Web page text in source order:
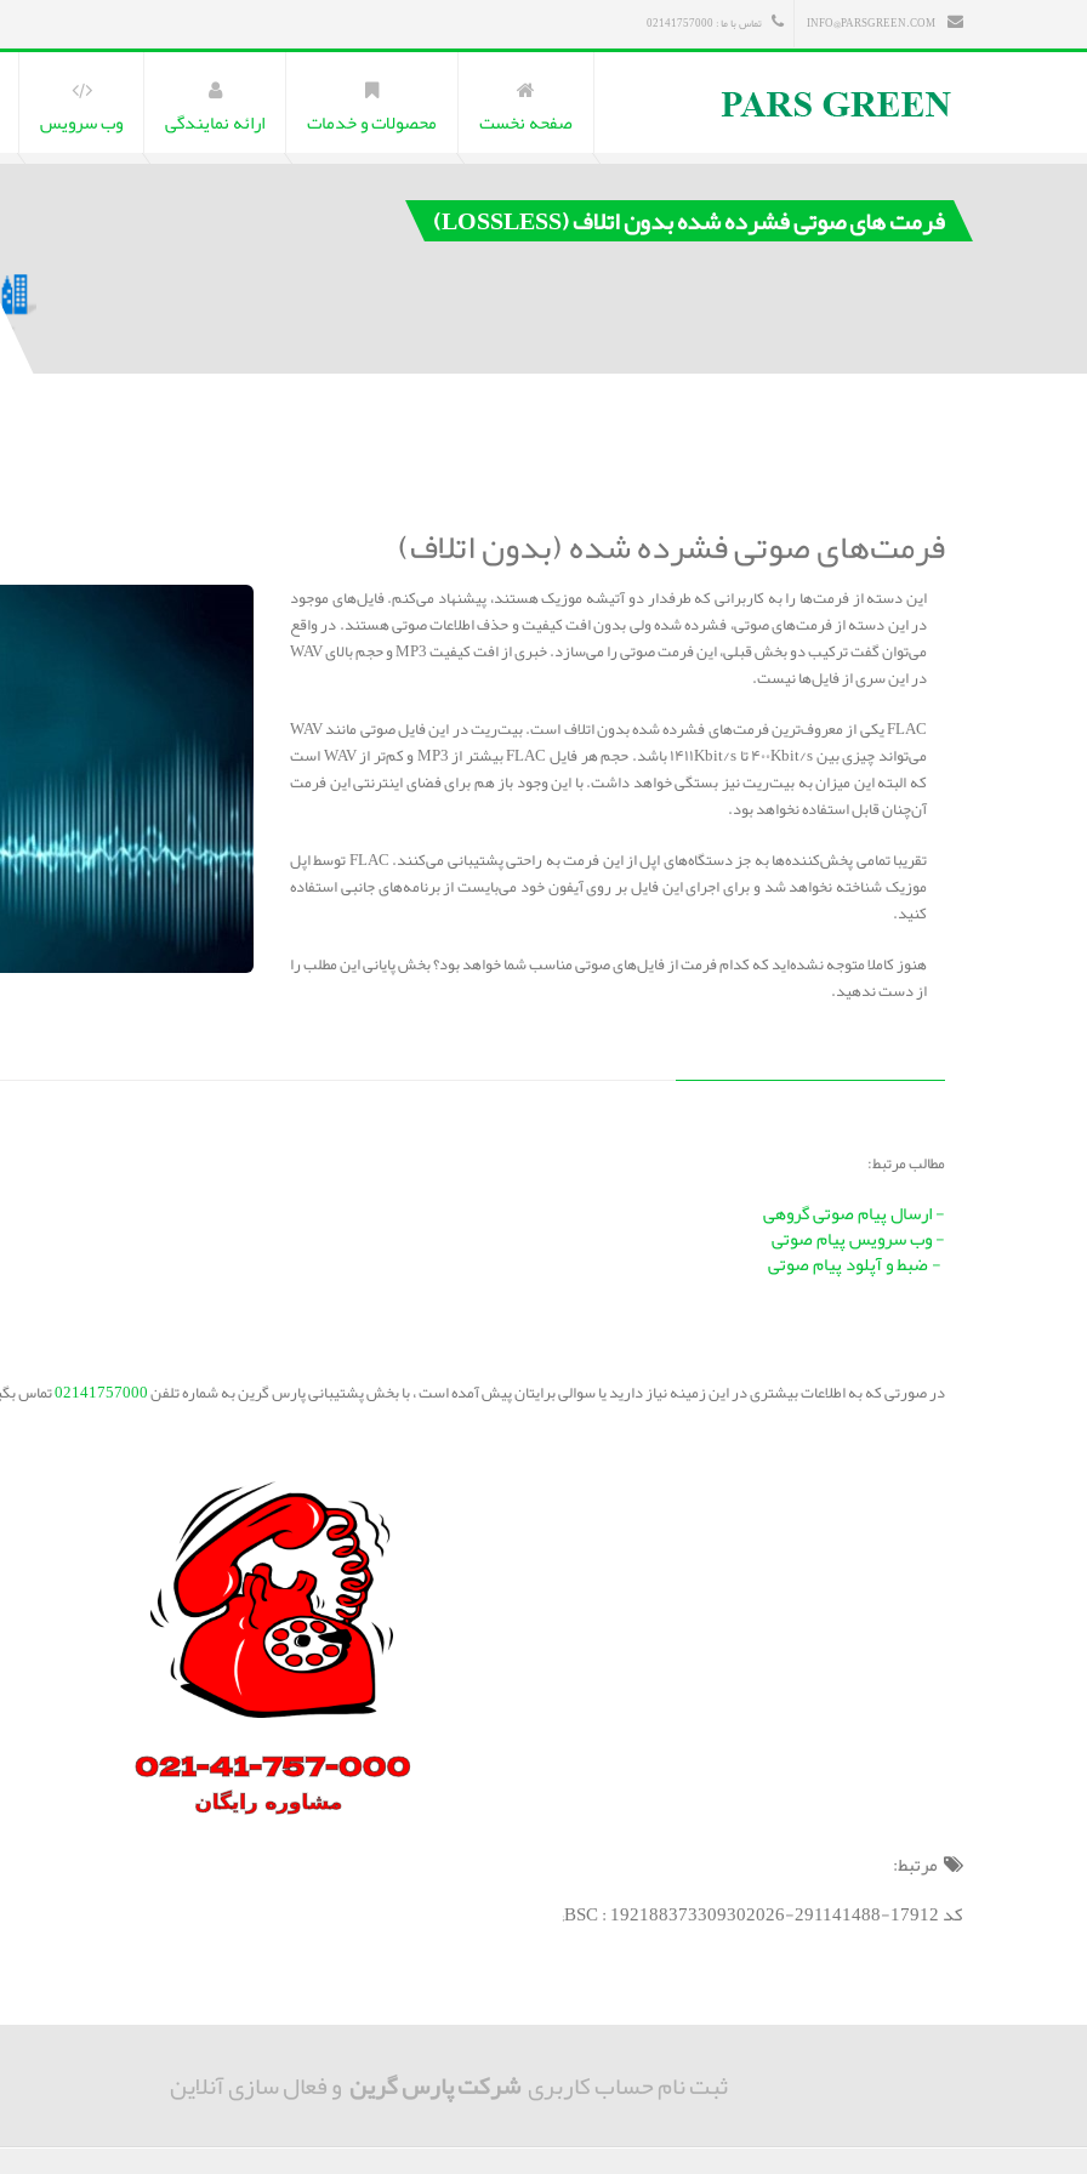
تماس با ما : 02141757000
صفحه نخست محصولات و خدمات ارائه نمایندگی وب سرویس
فرمت های صوتی فشرده شده بدون اتلاف (LOSSLESS)
فرمت‌های صوتی فشرده شده (بدون اتلاف)
این دسته از فرمت‌ها را به کاربرانی که طرفدار دو آتیشه موزیک هستند، پیشنهاد می‌کنم. فایل‌های موجود
در این دسته از فرمت‌های صوتی، فشرده شده ولی بدون افت کیفیت و حذف اطلاعات صوتی هستند. در واقع
می‌توان گفت ترکیب دو بخش قبلی، این فرمت صوتی را می‌سازد. خبری از افت کیفیت MP3 و حجم بالای WAV
در این سری از فایل‌ها نیست.
FLAC یکی از معروف‌ترین فرمت‌های فشرده‌ شده بدون اتلاف است. بیت‌ریت در این فایل‌ صوتی مانند WAV
می‌تواند چیزی بین ۴۰۰Kbit/s تا ۱۴۱۱Kbit/s باشد. حجم هر فایل FLAC بیشتر از MP3 و کم‌تر از WAV است
که البته این میزان به بیت‌ریت نیز بستگی خواهد داشت. با این وجود باز هم برای فضای اینترنتی این فرمت
آن‌چنان قابل استفاده نخواهد بود.
تقریبا تمامی پخش‌کننده‌ها به جز دستگاه‌های اپل از این فرمت به راحتی پشتیبانی می‌کنند. FLAC توسط اپل
موزیک شناخته نخواهد شد و برای اجرای این فایل بر روی آیفون خود می‌بایست از برنامه‌های جانبی استفاده
کنید.
هنوز کاملا متوجه نشده‌اید که کدام فرمت از فایل‌های صوتی مناسب شما خواهد بود؟ بخش پایانی این مطلب را
از دست ندهید.
مطالب مرتبط:
- ارسال پیام صوتی گروهی
- وب سرویس پیام صوتی
- ضبط و آپلود پیام صوتی
در صورتی که به اطلاعات بیشتری در این زمینه نیاز دارید یا سوالی برایتان پیش آمده است ، با بخش پشتیبانی پارس گرین به شماره تلفن02141757000تماس
مرتبط:
کد BSC : 192188373309302026-291141488-17912;
ثبت نام حساب کاربریشرکت پارس گرین و فعال سازی آنلاین